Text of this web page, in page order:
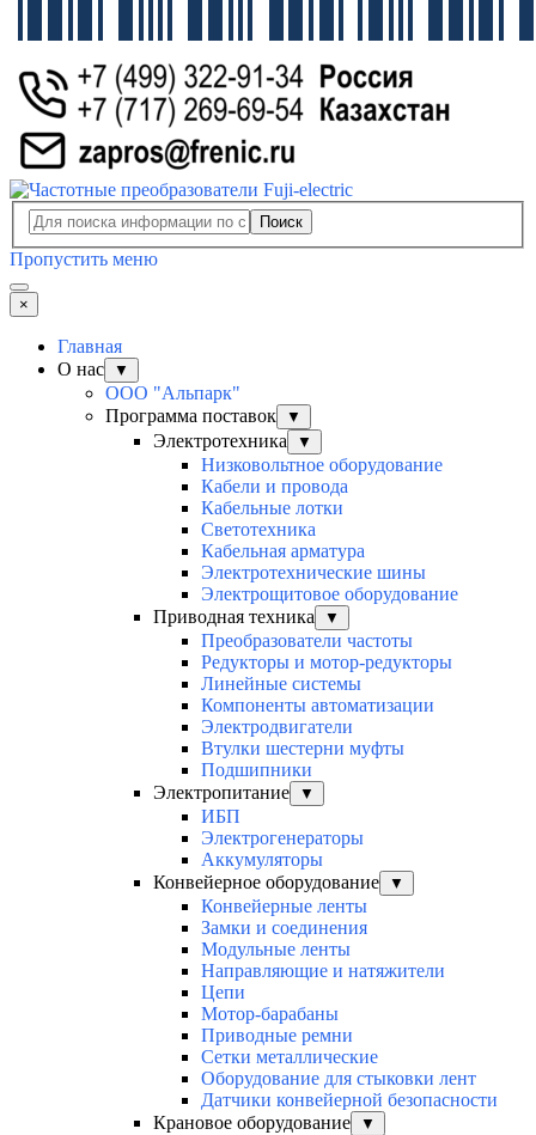
Поиск
Пропустить меню
×
Главная
О нас
▼
ООО "Альпарк"
Программа поставок
▼
Электротехника ▼
Низковольтное оборудование
Кабели и провода
Кабельные лотки
Светотехника
Кабельная арматура
Электротехнические шины
Электрощитовое оборудование
Приводная техника
▼
Преобразователи частоты
Редукторы и мотор-редукторы
Линейные системы
Компоненты автоматизации
Электродвигатели
Втулки шестерни муфты
Подшипники
Электропитание
▼
ИБП
Электрогенераторы
Аккумуляторы
Конвейерное оборудование
▼
Конвейерные ленты
Замки и соединения
Модульные ленты
Направляющие и натяжители
Цепи
Мотор-барабаны
Приводные ремни
Сетки металлические
Оборудование для стыковки лент
Датчики конвейерной безопасности
Крановое оборудование
▼